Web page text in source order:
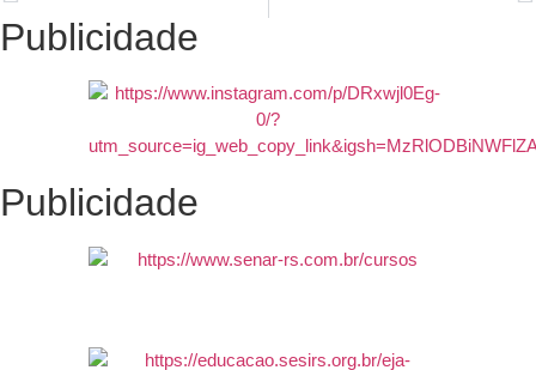
Publicidade
Publicidade